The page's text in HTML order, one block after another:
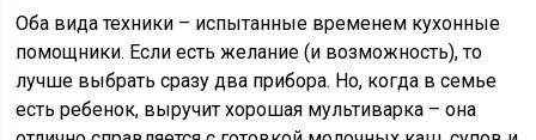
Оба вида техники – испытанные временем кухонные
помощники. Если есть желание (и возможность), то
лучше выбрать сразу два прибора. Но, когда в семье
есть ребенок, выручит хорошая мультиварка – она